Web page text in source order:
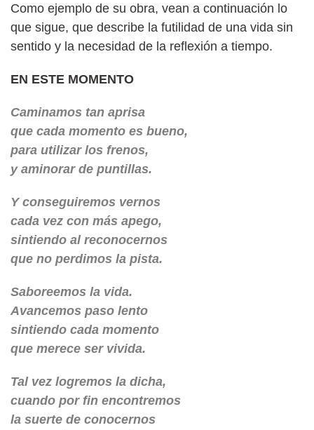
Como ejemplo de su obra, vean a continuación lo
que sigue, que describe la futilidad de una vida sin
sentido y la necesidad de la reflexión a tiempo.
EN ESTE MOMENTO
Caminamos tan aprisa
que cada momento es bueno,
para utilizar los frenos,
y aminorar de puntillas.
Y conseguiremos vernos
cada vez con más apego,
sintiendo al reconocernos
que no perdimos la pista.
Saboreemos la vida.
Avancemos paso lento
sintiendo cada momento
que merece ser vivida.
Tal vez logremos la dicha,
cuando por fin encontremos
la suerte de conocernos